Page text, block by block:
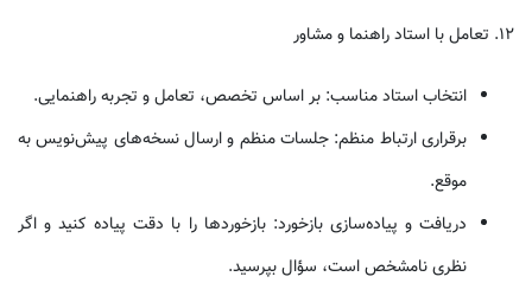
۱۲. تعامل با استاد راهنما و مشاور
انتخاب استاد مناسب: بر اساس تخصص، تعامل و تجربه راهنمایی.
برقراری ارتباط منظم: جلسات منظم و ارسال نسخه‌های پیش‌نویس به
موقع.
دریافت و پیاده‌سازی بازخورد: بازخوردها را با دقت پیاده کنید و اگر
نظری نامشخص است، سؤال بپرسید.